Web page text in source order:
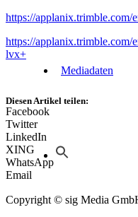
Mediadaten
https://applanix.trimble.com/
https://applanix.trimble.com/
lvx+
Diesen Artikel teilen:
Facebook
Twitter
LinkedIn
XING
WhatsApp
Email
Copyright © sig Media